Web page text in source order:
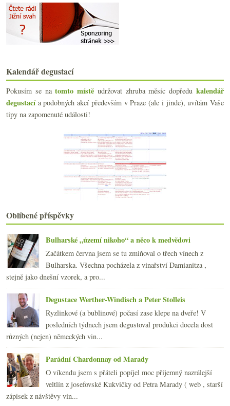
Zase ty medaile aneb jsou tři čtvrtiny hodně?
Nejen třináctkové ryzlinky s Vinonautem
Letní degustační slunovrat
O neplivání při hromadě sladkých vín
Modřanský košt s pár moc fajn víny
Malá brunetka úvodem do dobrých sherry
Oranžová večerní pohoda od Richarda Stávka
Ideální vinný lístek v restauraci
MW zkoušky, slovensko-mikulovský glycerol a exploz...
Průřez dobrotami od Müller-Catoir
Domácí příprava na festival aneb co nevynechat
Bezva šardonka a poněkud drahý sladký tramín
Cuilleron naslepo matoucí
Alsaské sylvány a k tomu nějaký pinot
Snoubení během světového týdne sherry
► května(20)
►dubna(21)
►března
►února
►ledna (22)
► 2013 (249)
2012
2011 (252)
►2010(249)
►2009(249)
►2008(270)
►2007(108)
Kalendář degustací
Pokusím se natomto místě udržovat zhruba měsíc dopředukalendář
degustacía podobných akcí především v Praze (ale i jinde), uvítám Vaše
tipy na zapomenuté události!
Oblíbené příspěvky
Bulharské „území nikoho“ a něco k medvědovi
Začátkem června jsem se tu zmiňoval o třech vínech z
Bulharska. Všechna pocházela z vinařství Damianitza ,
stejně jako dnešní vzorek, a pro...
Degustace Werther-Windisch a Peter Stolleis
Ryzlinkové (a bublinové) počasí zase klepe na dveře! V
posledních týdnech jsem degustoval produkci docela dost
různých (nejen) německých vin...
Parádní Chardonnay od Marady
O víkendu jsem s přáteli popíjel moc příjemný nazrálejší
veltlín z josefovské Kukvičky od Petra Marady ( web , starší
zápisek z návštěvy vin...